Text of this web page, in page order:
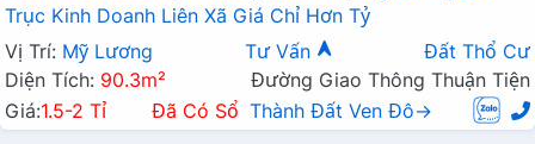
Trục Kinh Doanh Liên Xã Giá Chỉ Hơn Tỷ
Vị Trí: Mỹ Lương Tư Vấn
Đất Thổ Cư
Diện Tích: 90.3m²
Đường Giao Thông Thuận Tiện
Giá:1.5-2 Tỉ Đã Có Sổ Thành Đất Ven Đô→